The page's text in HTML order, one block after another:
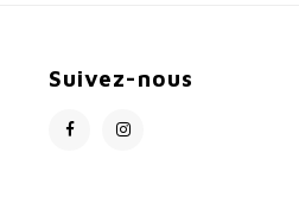
Suivez-nous